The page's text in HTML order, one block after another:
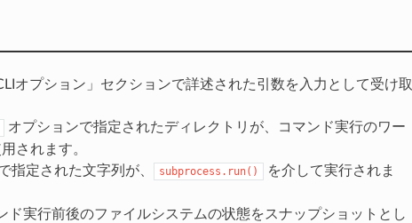
オプション」セクションで詳述された引数を入力として受け取
オプションで指定されたディレクトリが、コマンド実行のワー
されます。
指定された文字列が、 subprocess.run()
を介して実行されま
ド実行前後のファイルシステムの状態をスナップショットとし